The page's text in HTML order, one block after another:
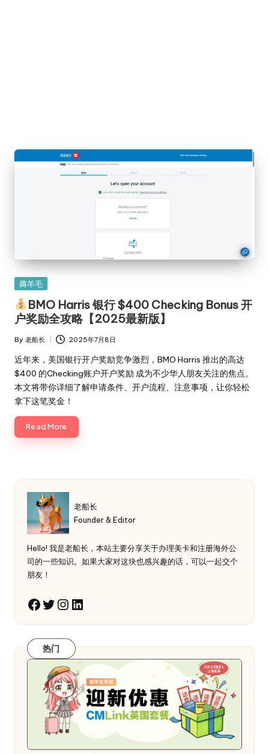
Posted
in
薅羊毛
BMO Harris 银行 $400 Checking Bonus 开
户奖励全攻略【2025最新版】
Posted
by
By 老船长 2025年7月8日
近年来，美国银行开户奖励竞争激烈，BMO Harris 推出的高达
$400 的Checking账户开户奖励 成为不少华人朋友关注的焦点。
本文将带你详细了解申请条件、开户流程、注意事项，让你轻松
拿下这笔奖金！
Read More
老船长
Founder & Editor
Hello! 我是老船长，本站主要分享关于办理美卡和注册海外公
司的一些知识。如果大家对这块也感兴趣的话，可以一起交个
朋友！
Facebook
Twitter
Instagram
LinkedIn
热门